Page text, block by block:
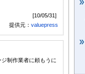
[10/05/31]
提供元： valuepress
制作業者に頼もうに